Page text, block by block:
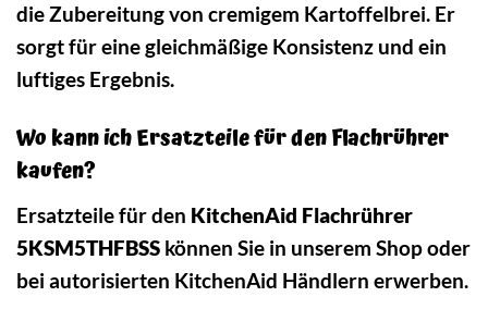
die Zubereitung von cremigem Kartoffelbrei. Er
sorgt für eine gleichmäßige Konsistenz und ein
luftiges Ergebnis.
Wo kann ich Ersatzteile für den Flachrührer
kaufen?
Ersatzteile für den KitchenAid Flachrührer
5KSM5THFBSS können Sie in unserem Shop oder
bei autorisierten KitchenAid Händlern erwerben.